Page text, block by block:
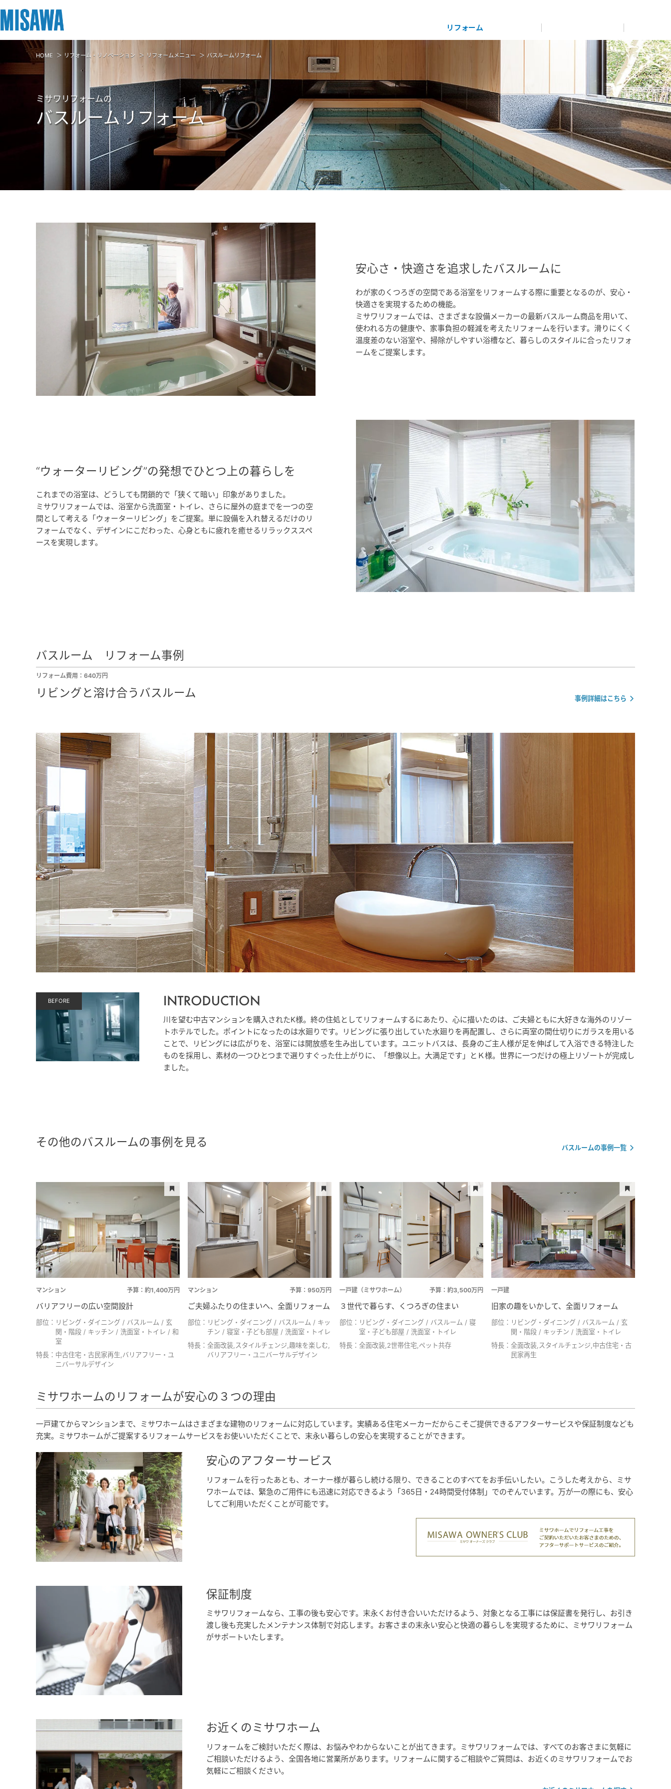
住まい
建てる [注文住宅]
商品ラインアップ
デザイン
テクノロジー（住まいの性能）
建築事例・建築実例
インテリア
住まいづくりガイド
買う
分譲住宅（建売・土地）検索
中古住宅検索
スムストック検索
分譲マンション検索
売る [MISAWA RELAY]
住まいの売却
これから住まいをご検討の方
多彩な動画やこだわりが詰まった建築実例、注目の最新情
報など、住まいづくりを楽しく学べるデジタルラウンジで
す。
ホームラウンジ 新築・戸建て
土地活用
個人のお客さま
賃貸住宅
賃貸併用住宅
店舗・各種施設
土地活用モデルルーム見学
法人のお客さま
企業不動産活用（CRE）戦略
社宅建築
医療・介護・子育て・障がい福祉施設
これから土地活用・賃貸経営をご検討の方
土地活用の基礎から長期安定経営を目指すオーナー様ま
で、賃貸経営に役立つ多彩な情報を幅広くお届けします。
ホームラウンジ 土地活用・賃貸経営
リフォーム
リフォーム
戸建て・マンション
ミサワリフォームとは
リフォームの流れ
リフォームメニュー
リフォーム事例
事業用
事業用リノベーション
ホテル・旅館リフォーム
リフォーム営業所
これからリフォームをご検討の方
実例動画や基礎知識、収納の工夫など、理想の住まいを叶
えるリフォームの具体策とアイデアを豊富にご用意してい
ます。
ホームラウンジ リフォーム
まちづくり
複合開発・投資開発
複合開発事業（ASMACI-アスマチ-）
再開発・官民連携事業
分譲マンション開発事業
収益不動産・投資開発事業
事業用売買
事業用地・事業用建物
分譲用地
すべてのフィールドに新しい価値をデザインし、持続可能
な未来志向のまちづくりを実現していきます。
ミサワゼネラルソリューション
オーナーサポート
サポートメニュー
住まいるりんぐ（ロングサポート）
保証制度
アフターメンテナンス
ミサワリフォーム
ご相談窓口
お客様センター
ミサワホームオーナーさま・リフォーム工事ご契約者さま
とミサワホームを結ぶコミュニケーションサイト。お得・
便利・安心なコンテンツや、ミサワホームからの大切なお
知らせなど配信しています。
ミサワオーナーズクラブ
企業・IR情報
企業・IR
ニュース
MISAWAについて
ミサワホームグループ
IR情報
環境活動
採用情報
新卒者採用
中途採用
障がい者採用
海外事業
ミサワアイデンティティ
HOME リフォーム・リノベーション リフォームメニュー バスルームリフォーム
ミサワリフォームの
バスルームリフォーム
安心さ・快適さを追求したバスルームに
わが家のくつろぎの空間である浴室をリフォームする際に重要となるのが、安心・
快適さを実現するための機能。
ミサワリフォームでは、さまざまな設備メーカーの最新バスルーム商品を用いて、
使われる方の健康や、家事負担の軽減を考えたリフォームを行います。滑りにくく
温度差のない浴室や、掃除がしやすい浴槽など、暮らしのスタイルに合ったリフォ
ームをご提案します。
“ウォーターリビング”の発想でひとつ上の暮らしを
これまでの浴室は、どうしても閉鎖的で「狭くて暗い」印象がありました。
ミサワリフォームでは、浴室から洗面室・トイレ、さらに屋外の庭までを一つの空
間として考える「ウォーターリビング」をご提案。単に設備を入れ替えるだけのリ
フォームでなく、デザインにこだわった、心身ともに疲れを癒せるリラックススペ
ースを実現します。
バスルーム リフォーム事例
リフォーム費用：640万円
リビングと溶け合うバスルーム 事例詳細はこちら
BEFORE
川を望む中古マンションを購入されたK様。終の住処としてリフォームするにあたり、心に描いたのは、ご夫婦ともに大好きな海外のリゾー
トホテルでした。ポイントになったのは水廻りです。リビングに張り出していた水廻りを再配置し、さらに両室の間仕切りにガラスを用いる
ことで、リビングには広がりを、浴室には開放感を生み出しています。ユニットバスは、長身のご主人様が足を伸ばして入浴できる特注した
ものを採用し、素材の一つひとつまで選りすぐった仕上がりに、「想像以上。大満足です」とＫ様。世界に一つだけの極上リゾートが完成し
ました。
その他のバスルームの事例を見る バスルームの事例一覧
マンション 予算：約1,400万円
バリアフリーの広い空間設計
部位： リビング・ダイニング バスルーム
玄
関・階段
キッチン 洗面室・トイレ
和
室
特長： 中古住宅・古民家再生,バリアフリー・ユ
ニバーサルデザイン
マンション 予算：950万円
ご夫婦ふたりの住まいへ、全面リフォーム
部位： リビング・ダイニング バスルーム
キッ
チン
寝室・子ども部屋
洗面室・トイレ
特長： 全面改装,スタイルチェンジ,趣味を楽しむ,
バリアフリー・ユニバーサルデザイン
一戸建（ミサワホーム） 予算：約3,500万円
３世代で暮らす、くつろぎの住まい
部位： リビング・ダイニング バスルーム
寝
室・子ども部屋
洗面室・トイレ
特長： 全面改装,2世帯住宅,ペット共存
一戸建
旧家の趣をいかして、全面リフォーム
部位： リビング・ダイニング バスルーム
玄
関・階段
キッチン
洗面室・トイレ
特長： 全面改装,スタイルチェンジ,中古住宅・古
民家再生
ミサワホームのリフォームが安心の３つの理由
一戸建てからマンションまで、ミサワホームはさまざまな建物のリフォームに対応しています。実績ある住宅メーカーだからこそご提供できるアフターサービスや保証制度なども
充実。ミサワホームがご提案するリフォームサービスをお使いいただくことで、末永い暮らしの安心を実現することができます。
安心のアフターサービス
リフォームを行ったあとも、オーナー様が暮らし続ける限り、できることのすべてをお手伝いしたい。こうした考えから、ミサ
ワホームでは、緊急のご用件にも迅速に対応できるよう「365日・24時間受付体制」でのぞんでいます。万が一の際にも、安心
してご利用いただくことが可能です。
保証制度
ミサワリフォームなら、工事の後も安心です。末永くお付き合いいただけるよう、対象となる工事には保証書を発行し、お引き
渡し後も充実したメンテナンス体制で対応します。お客さまの末永い安心と快適の暮らしを実現するために、ミサワリフォーム
がサポートいたします。
お近くのミサワホーム
リフォームをご検討いただく際は、お悩みやわからないことが出てきます。ミサワリフォームでは、すべてのお客さまに気軽に
ご相談いただけるよう、全国各地に営業所があります。リフォームに関するご相談やご質問は、お近くのミサワリフォームでお
気軽にご相談ください。